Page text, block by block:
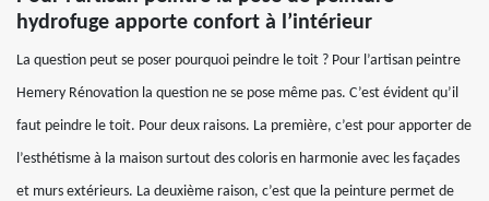
hydrofuge apporte confort à l’intérieur
La question peut se poser pourquoi peindre le toit ? Pour l’artisan peintre
Hemery Rénovation la question ne se pose même pas. C’est évident qu’il
faut peindre le toit. Pour deux raisons. La première, c’est pour apporter de
l’esthétisme à la maison surtout des coloris en harmonie avec les façades
et murs extérieurs. La deuxième raison, c’est que la peinture permet de